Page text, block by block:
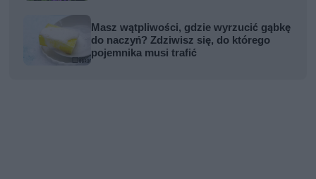
Masz wątpliwości, gdzie wyrzucić gąbkę
do naczyń? Zdziwisz się, do którego
pojemnika musi trafić